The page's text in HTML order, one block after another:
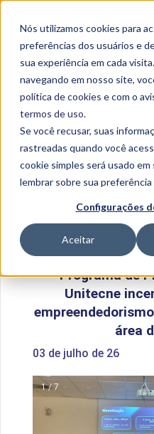
Nós utilizamos cookies para
preferências dos usuários e
sua experiência em cada
navegando em nosso site,
política de cookies e com o
termos de uso.
Se você recusar, suas
rastreadas quando você
cookie simples será usado em
lembrar sobre sua
Configurações
Aceitar
Programa de Pré-
inovação e
Programa de
Unitecne
área
03 de julho de 26
1 / 7